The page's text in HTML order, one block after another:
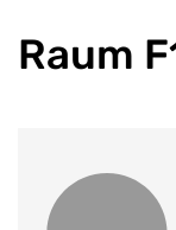
Raum